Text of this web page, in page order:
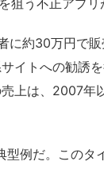
う不正アプリ
約30万円で
イトへの勧誘
上は、2007年
例だ。このタ